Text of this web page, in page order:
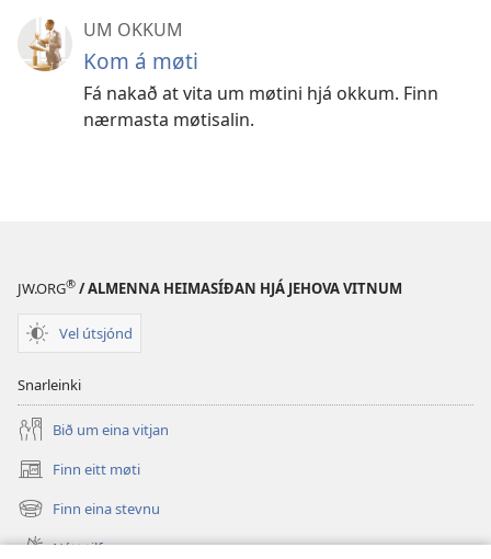
UM OKKUM
Kom á møti
Fá nakað at vita um møtini hjá okkum. Finn
nærmasta møtisalin.
JW.ORG® / ALMENNA HEIMASÍÐAN HJÁ JEHOVA VITNUM
Vel útsjónd
Snarleinki
Bið um eina vitjan
Finn eitt møti
(opens
new
window)
Finn eina stevnu
(opens
new Nýtt tilfar